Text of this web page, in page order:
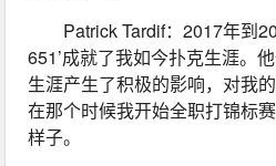
Patrick Tardif：2017年到
651’成就了我如今扑克生涯。
生涯产生了积极的影响，对我
在那个时候我开始全职打锦标
样子。